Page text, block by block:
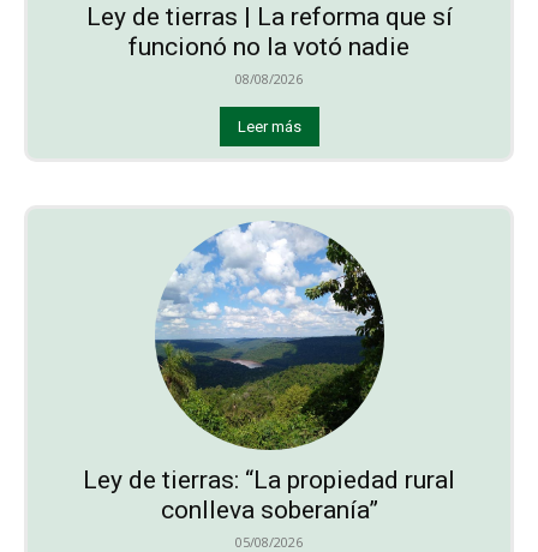
Ley de tierras | La reforma que sí
funcionó no la votó nadie
08/08/2026
Leer más
Ley de tierras: “La propiedad rural
conlleva soberanía”
05/08/2026